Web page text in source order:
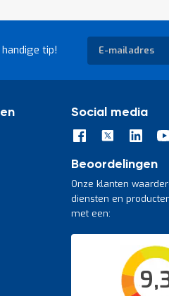
tip!
Abonneer
op
onze
Social media
Beoordelingen
Onze klanten
diensten en
met een: